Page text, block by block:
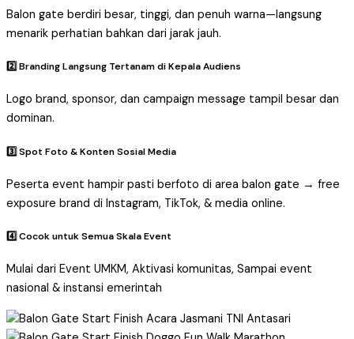
Balon gate berdiri besar, tinggi, dan penuh warna—langsung
menarik perhatian bahkan dari jarak jauh.
2️⃣ Branding Langsung Tertanam di Kepala Audiens
Logo brand, sponsor, dan campaign message tampil besar dan
dominan.
3️⃣ Spot Foto & Konten Sosial Media
Peserta event hampir pasti berfoto di area balon gate → free
exposure brand di Instagram, TikTok, & media online.
4️⃣ Cocok untuk Semua Skala Event
Mulai dari Event UMKM, Aktivasi komunitas, Sampai event
nasional & instansi emerintah